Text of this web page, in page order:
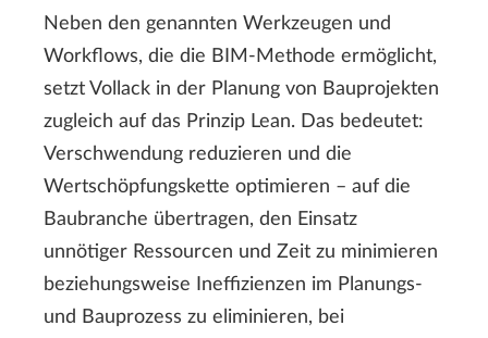
Neben den genannten Werkzeugen und
Workflows, die die BIM-Methode ermöglicht,
setzt Vollack in der Planung von Bauprojekten
zugleich auf das Prinzip Lean. Das bedeutet:
Verschwendung reduzieren und die
Wertschöpfungskette optimieren – auf die
Baubranche übertragen, den Einsatz
unnötiger Ressourcen und Zeit zu minimieren
beziehungsweise Ineffizienzen im Planungs-
und Bauprozess zu eliminieren, bei